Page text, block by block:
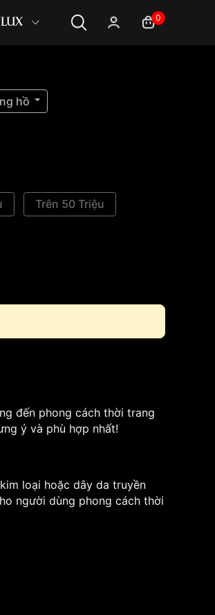
0
hồ
Trên 50 Triệu
đến phong cách thời trang
ý và phù hợp nhất!
loại hoặc dây da truyền
người dùng phong cách thời